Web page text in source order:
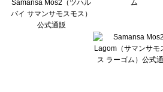
BETTY'S BLUE（べティーズブルー）のアウター一覧
Wpc.（ワールドパーティー）のアウター一覧